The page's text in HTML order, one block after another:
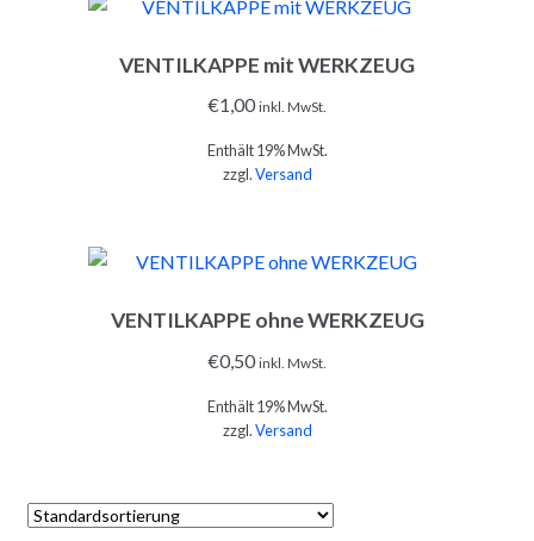
IN DEN WARENKORB
VENTILKAPPE mit WERKZEUG
€1,00 inkl. MwSt.
Enthält 19% MwSt.
zzgl.Versand
IN DEN WARENKORB
VENTILKAPPE ohne WERKZEUG
€0,50 inkl. MwSt.
Enthält 19% MwSt.
zzgl.Versand